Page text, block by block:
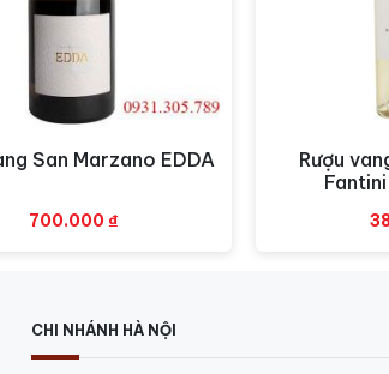
Xem nhanh
San Marzano EDDA
700.000 ₫
Rượu
CHI NHÁNH HÀ NỘI